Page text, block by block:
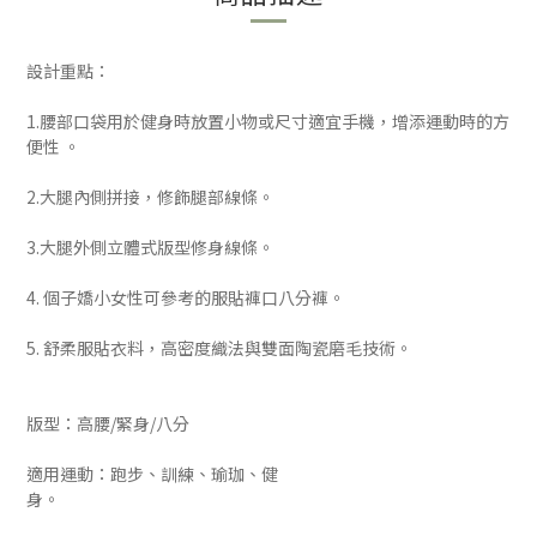
設計重點：
1.腰部口袋用於健身時放置小物或尺寸適宜手機，增添運動時的方
便性 。
2.大腿內側拼接，修飾腿部線條。
3.大腿外側立體式版型修身線條。
4. 個子嬌小女性可參考的服貼褲口八分褲。
5. 舒柔服貼衣料，高密度織法與雙面陶瓷磨毛技術。
版型：高腰/緊身/八分
適用運動：跑步、訓練、瑜珈、健
身。